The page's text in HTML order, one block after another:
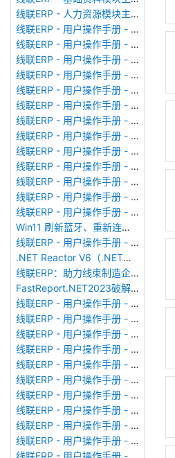
线联ERP - 人力资源模块主界面
线联ERP - 用户操作手册 - 个人考勤报表（横向）
线联ERP - 用户操作手册 - 部门考勤报表
线联ERP - 用户操作手册 - 个人考勤报表
线联ERP - 用户操作手册 - 考勤计算
线联ERP - 用户操作手册 - 节假日管理
线联ERP - 用户操作手册 - 请假管理
线联ERP - 用户操作手册 - 补卡管理
线联ERP - 用户操作手册 - 考勤设备管理
线联ERP - 用户操作手册 - 考勤参数配置
线联ERP - 用户操作手册 - 考勤设备绑定
线联ERP - 用户操作手册 - 员工档案
线联ERP - 用户操作手册 - 班次管理
线联ERP - 用户操作手册 - 排班管理
Win11 刷新蓝牙、重新连接蓝牙音响
线联ERP - 用户操作手册 - 成品入库单
.NET Reactor V6（.NET混淆器）加壳软件使用
线联ERP：助力线束制造企业迈向数智化新征程
FastReport.NET2023破解版去除水印DEMO VERSION (2025.1.14/2023.2.18版本)
线联ERP - 用户操作手册 - 系统初始化
线联ERP - 用户操作手册 - 财务科目
线联ERP - 用户操作手册 - 现金流量表
线联ERP - 用户操作手册 - 成本调整单
线联ERP - 用户操作手册 - 月结&结账
线联ERP - 用户操作手册 - 制作凭证
线联ERP - 用户操作手册 - 成本核算
线联ERP - 用户操作手册 - 往来核销单
线联ERP - 用户操作手册 - 采购发票
线联ERP - 用户操作手册 - 应收单据